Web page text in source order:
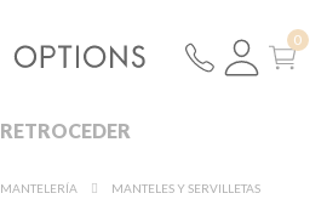
RETROCEDER
MANTELERÍA
MANTELES Y SERVILLETAS